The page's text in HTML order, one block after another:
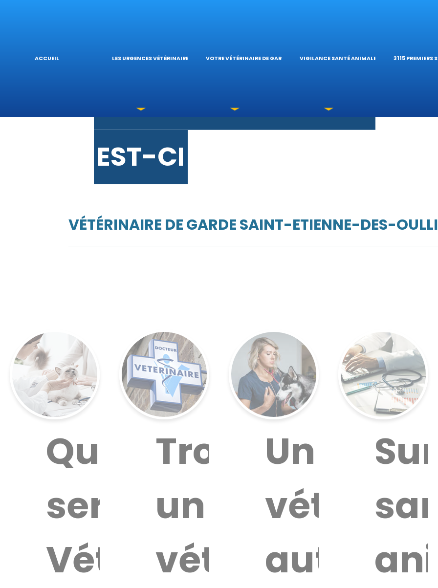
ACCUEIL LES URGENCES VÉTÉRINAIRES
URGENCES
LES INTOXICATIONS
EST-CE UNE URGENCE?
VOTRE VÉTÉRINAIRE DE GARDE
L’HÔPITAL
VÉTÉRINAIRES DU
VIGILANCE SANTÉ ANIMALE
GUIDES
3115 PREMIERS
VÉTÉRINAIRE DE GARDE SAINT-ETIENNE-DES-
Quel
service
Vétérinaire
Trouver
un
vétérinaire
Un
autour